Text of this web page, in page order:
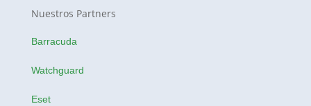
Nuestros Partners
Barracuda
Watchguard
Eset